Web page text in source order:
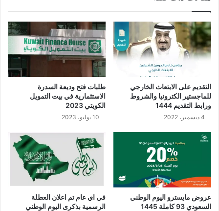
التقديم على الابتعاث الخارجي
للماجستير الكترونيا والشروط
ورابط التقديم 1444
4 ديسمبر، 2022
طلبات فتح وديعة السدرة
الاستثمارية في بيت التمويل
الكويتي 2023
10 يوليو، 2023
عروض مايسترو اليوم الوطني
السعودي 93 كاملة 1445
في اي عام تم اعلان العطلة
الرسمية بذكرى اليوم الوطني